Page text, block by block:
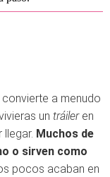
a menudo
un tráileren
Muchos de
o sirven como
pocos acaban en